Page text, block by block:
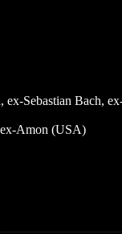
ex-Sebastian Bach,
ex-Amon (USA)